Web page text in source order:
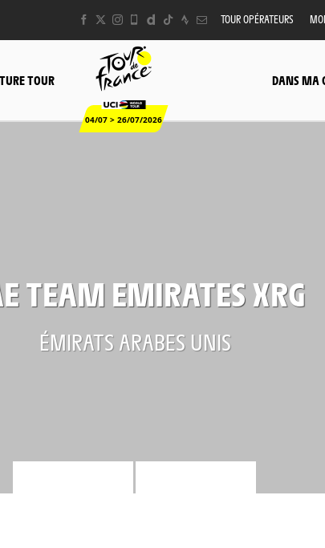
TOUR OPÉRATEURS
TOUR
04/07 > 26/07/2026
DANS MA
TEAM EMIRATES XRG
ÉMIRATS ARABES UNIS